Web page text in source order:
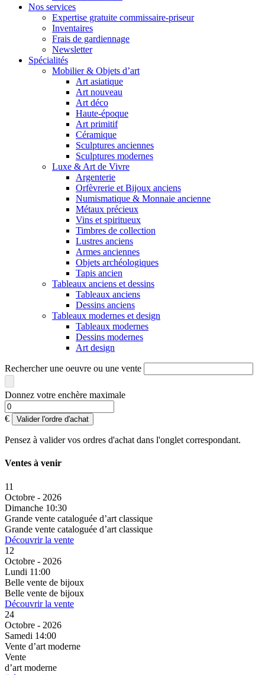
Nos services
Expertise gratuite commissaire-priseur
Inventaires
Frais de gardiennage
Newsletter
Spécialités
Mobilier & Objets d’art
Art asiatique
Art nouveau
Art déco
Haute-époque
Art primitif
Céramique
Sculptures anciennes
Sculptures modernes
Luxe & Art de Vivre
Argenterie
Orfèvrerie et Bijoux anciens
Numismatique & Monnaie ancienne
Métaux précieux
Vins et spiritueux
Timbres de collection
Lustres anciens
Armes anciennes
Objets archéologiques
Tapis ancien
Tableaux anciens et dessins
Tableaux anciens
Dessins anciens
Tableaux modernes et design
Tableaux modernes
Dessins modernes
Art design
Rechercher une oeuvre ou une vente
Donnez votre enchère maximale
€ Valider l'ordre d'achat
Pensez à valider vos ordres d'achat dans l'onglet correspondant.
Ventes à venir
11
Octobre - 2026
Dimanche 10:30
Grande vente cataloguée d’art classique
Grande vente cataloguée d’art classique
Découvrir la vente
12
Octobre - 2026
Lundi 11:00
Belle vente de bijoux
Belle vente de bijoux
Découvrir la vente
24
Octobre - 2026
Samedi 14:00
Vente d’art moderne
Vente
d’art moderne